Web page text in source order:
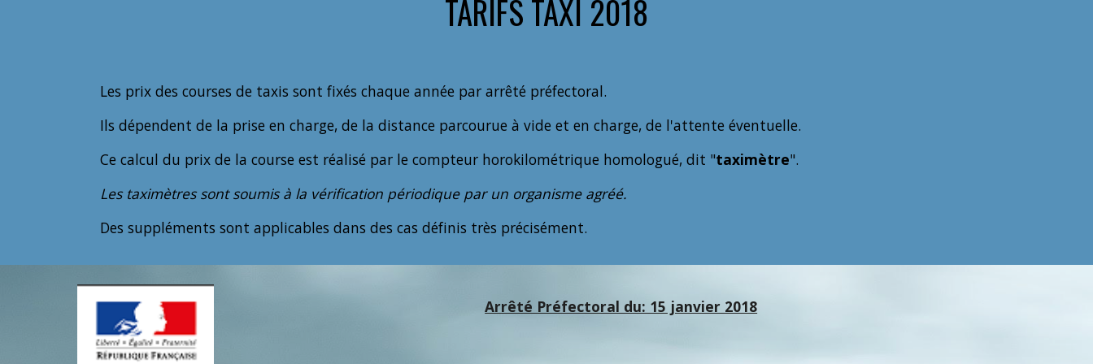
TARIFS TAXI 2018
Les prix des courses de taxis sont fixés chaque année par arrêté préfectoral.
Ils dépendent de la prise en charge, de la distance parcourue à vide et en charge, de l'attente éventuelle.
Ce calcul du prix de la course est réalisé par le compteur horokilométrique homologué, dit "taximètre".
Les taximètres sont soumis à la vérification périodique par un organisme agréé.
Des suppléments sont applicables dans des cas définis très précisément.
Arrêté Préfectoral du: 15 janvier 2018